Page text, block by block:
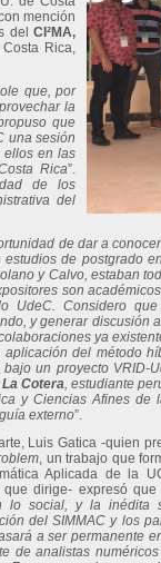
mención
del CI²MA,
Rica,
que, por
la
que
una sesión
ellos en las
Rica”.
de los
del
de dar a
de postgrado
y Calvo, estaban
son
UdeC. Considero
y generar discusión
ya
aplicación del método
bajo un proyecto VRID-
Cotera, estudiante
y Ciencias Afines
externo”.
Luis Gatica -quien
, un trabajo que
Aplicada de la
que dirige- expresó que
lo social, y la inédita
del SIMMAC y los
a ser permanente
de analistas